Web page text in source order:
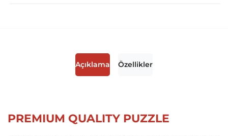
Açıklama Özellikler
PREMIUM QUALITY PUZZLE